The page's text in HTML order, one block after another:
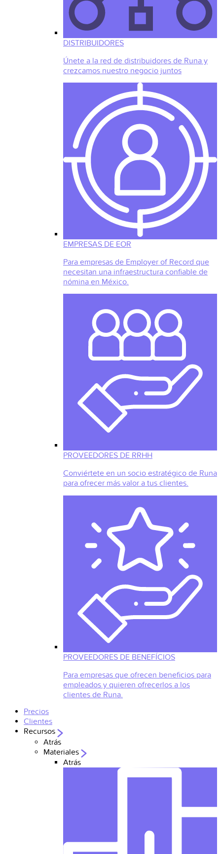
DISTRIBUIDORES
Únete a la red de distribuidores de Runa y
crezcamos nuestro negocio juntos
EMPRESAS DE EOR
Para empresas de Employer of Record que
necesitan una infraestructura confiable de
nómina en México.
PROVEEDORES DE RRHH
Conviértete en un socio estratégico de Runa
para ofrecer más valor a tus clientes.
PROVEEDORES DE BENEFÍCIOS
Para empresas que ofrecen beneficios para
empleados y quieren ofrecerlos a los
clientes de Runa.
Precios
Clientes
Recursos
Atrás
Materiales
Atrás